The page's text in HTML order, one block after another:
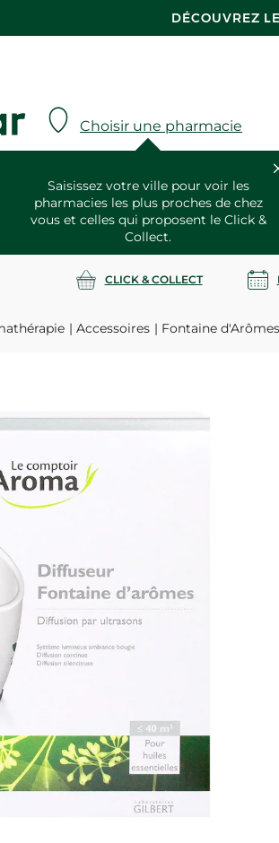
DÉCOUVREZ
Choisir une pharmacie
Saisissez votre ville pour voir les
pharmacies les plus proches de chez
vous et celles qui proposent le Click &
Collect.
RSE
NOS SERVICES
SANTÉ
CLICK & COLLECT
Accessoires Fontaine